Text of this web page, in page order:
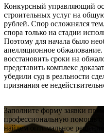
Конкурсный управляющий
строительных услуг на
рублей. Спор осложнялся
спора только на стадии
Поэтому для начала было
апелляционное
восстановить сроки на
представить комплекс
убедили суд в реальности
признания ее
Заполните форму заявки
профессиональную помощь
найдем оптимальное